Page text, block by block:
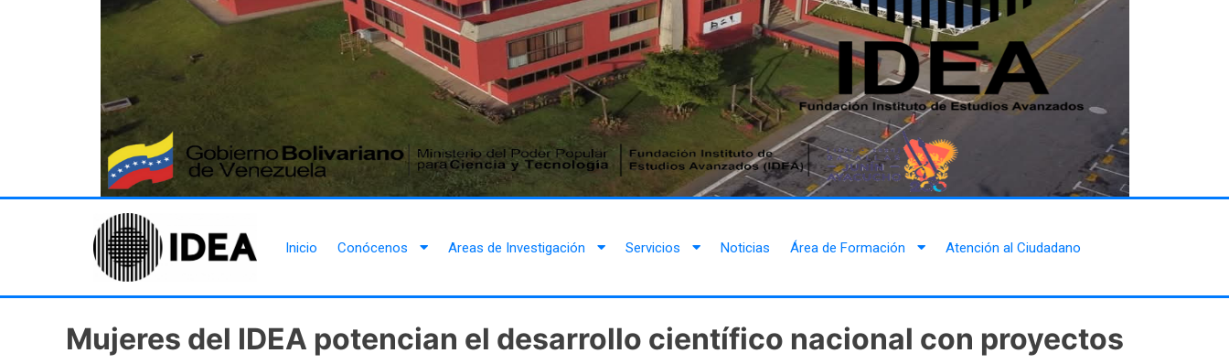
Inicio Conócenos Areas de Investigación Servicios Noticias Área de Formación Atención al Ciudadano
Mujeres del IDEA potencian el desarrollo científico nacional con proyectos